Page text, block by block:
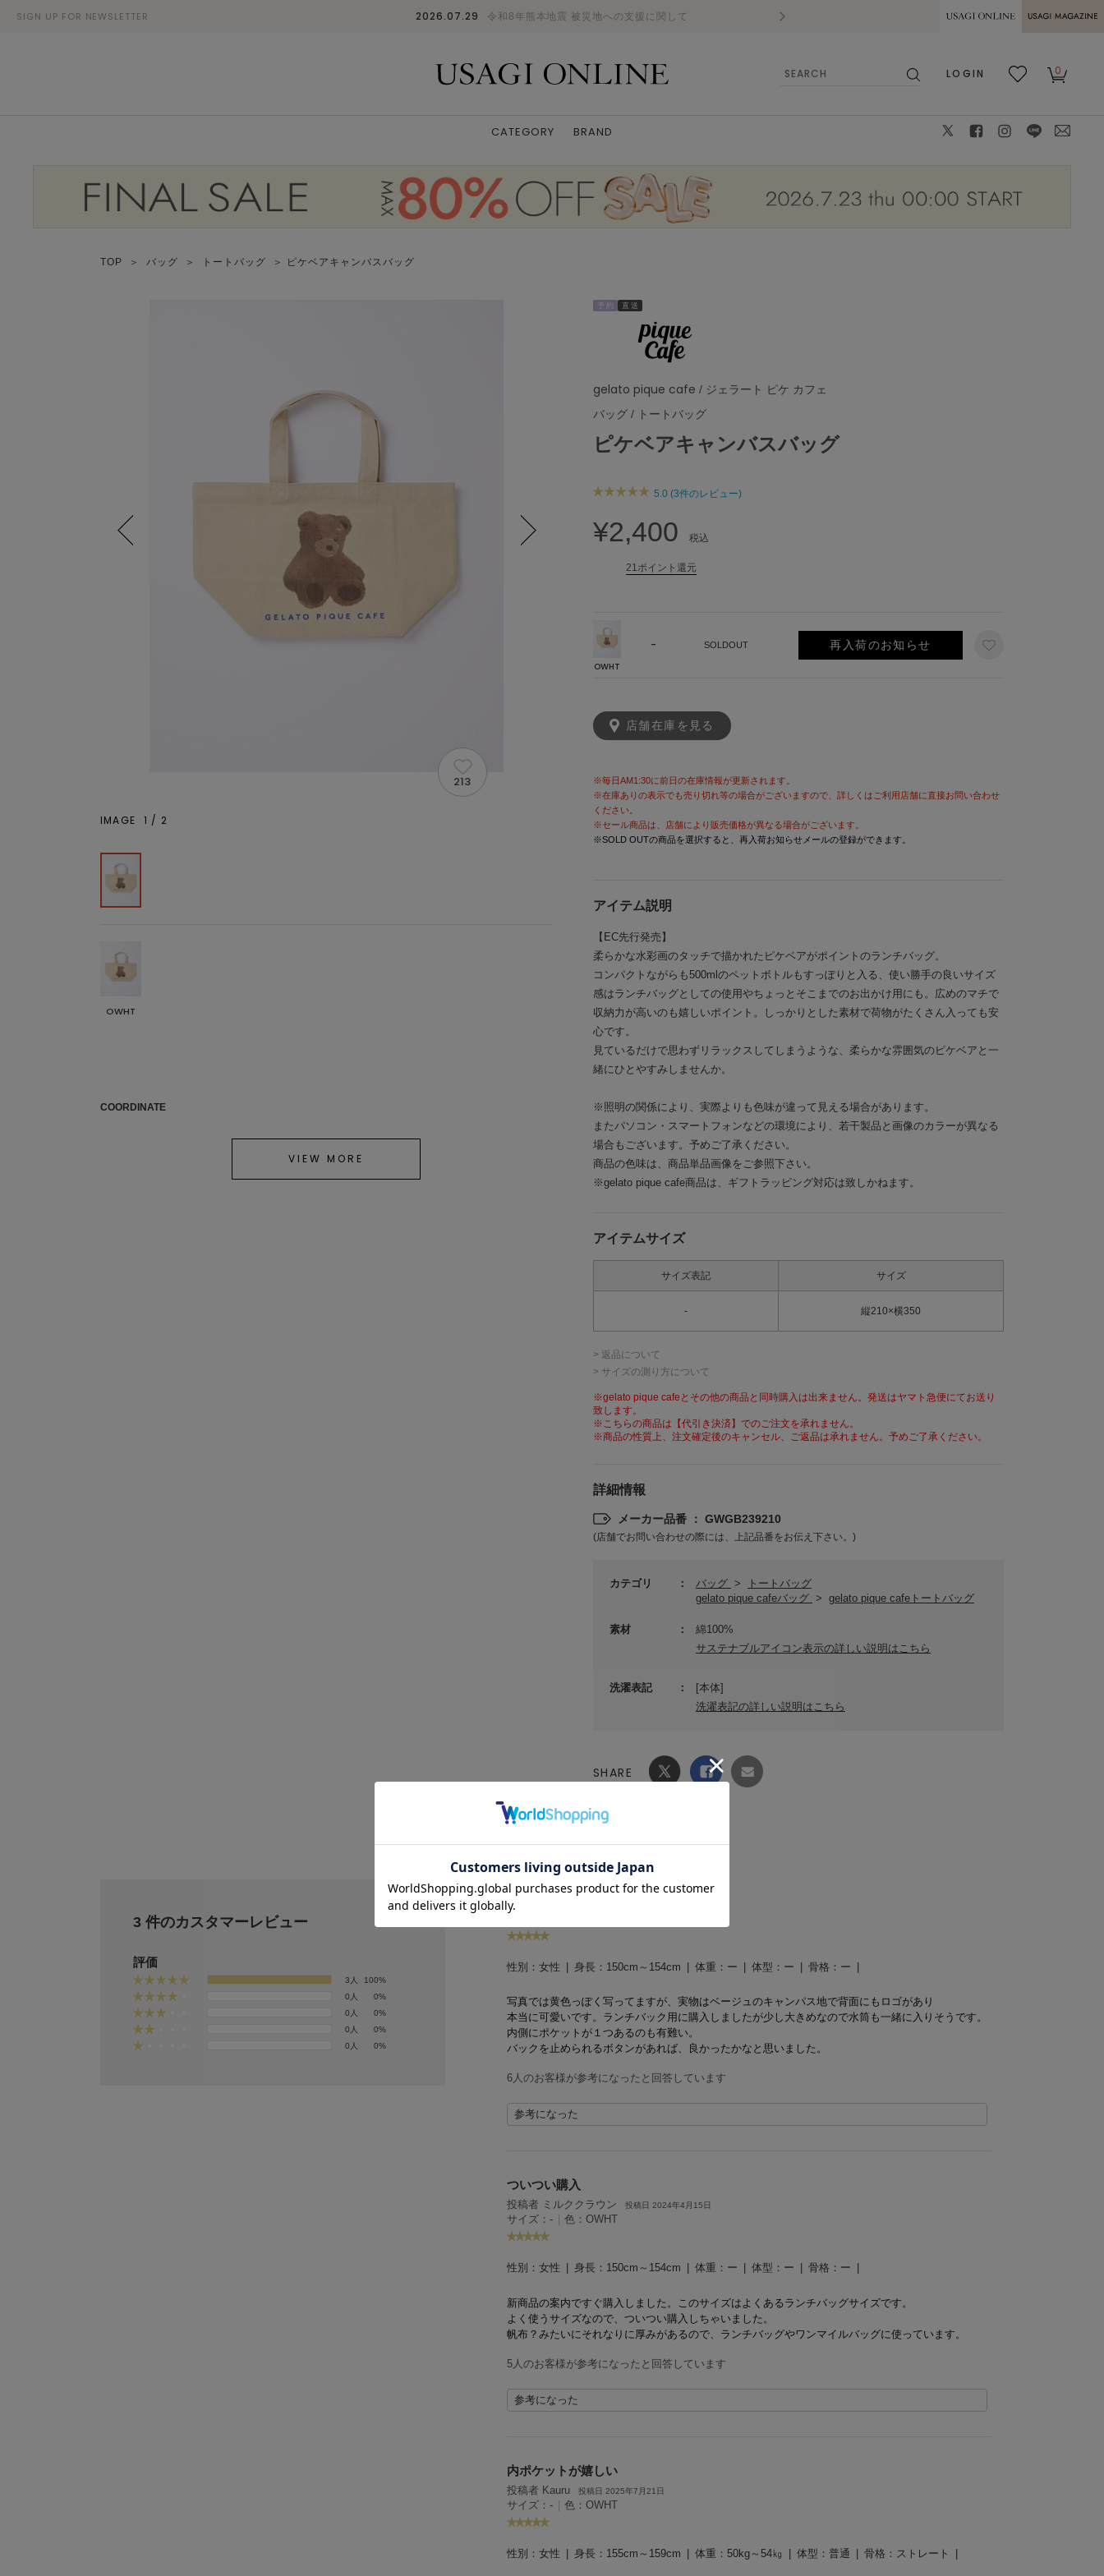
SIGN UP FOR NEWSLETTER 2026.07.29 令和8年熊本地震 被災地への支援に関して 熊本県熊本地方を震源とする地震の影響に
MAGAZINE
LOGIN
0
CATEGORY BRAND
TOP ＞ バッグ ＞ トートバッグ ＞ ピケベアキャンバスバッグ
予 約 直 送
gelato pique cafe / ジェラート ピケ カフェ
バッグ / トートバッグ
ピケベアキャンバスバッグ
5.0 (3件のレビュー)
¥2,400 税込
21ポイント還元
OWHT
- SOLDOUT 再入荷のお知らせ
店舗在庫を見る
※毎日AM1:30に前日の在庫情報が更新されます。
※在庫ありの表示でも売り切れ等の場合がございますので、詳しくはご利用店舗に直接お問い合わせ
ください。
※セール商品は、店舗により販売価格が異なる場合がございます。
※SOLD OUTの商品を選択すると、再入荷お知らせメールの登録ができます。
アイテム説明
【EC先行発売】
柔らかな水彩画のタッチで描かれたピケベアがポイントのランチバッグ。
コンパクトながらも500mlのペットボトルもすっぽりと入る、使い勝手の良いサイズ
感はランチバッグとしての使用やちょっとそこまでのお出かけ用にも。広めのマチで
収納力が高いのも嬉しいポイント。しっかりとした素材で荷物がたくさん入っても安
心です。
見ているだけで思わずリラックスしてしまうような、柔らかな雰囲気のピケベアと一
緒にひとやすみしませんか。
※照明の関係により、実際よりも色味が違って見える場合があります。
またパソコン・スマートフォンなどの環境により、若干製品と画像のカラーが異なる
場合もございます。予めご了承ください。
商品の色味は、商品単品画像をご参照下さい。
※gelato pique cafe商品は、ギフトラッピング対応は致しかねます。
アイテムサイズ
サイズ表記 サイズ
- 縦210×横350
> 返品について
> サイズの測り方について
※gelato pique cafeとその他の商品と同時購入は出来ません。発送はヤマト急便にてお送り
致します。
※こちらの商品は【代引き決済】でのご注文を承れません。
※商品の性質上、注文確定後のキャンセル、ご返品は承れません。予めご了承ください。
詳細情報
メーカー品番 ： GWGB239210
(店舗でお問い合わせの際には、上記品番をお伝え下さい。)
カテゴリ バッグ >
トートバッグ
gelato pique cafeバッグ > gelato pique cafeトートバッグ
素材
綿100%
サステナブルアイコン表示の詳しい説明はこちら
洗濯表記
[本体]
洗濯表記の詳しい説明はこちら
SHARE
213
IMAGE 1 / 2
OWHT
COORDINATE
VIEW MORE
3 件のカスタマーレビュー
評価
3人
100%
0人
0%
0人
0%
0人
0%
0人
0%
かわいいです
投稿者 ひとみ
性別： 女性 身長： 150cm～154cm 体重： ー 体型： ー 骨格： ー
写真では黄色っぽく写ってますが、実物はベージュのキャンパス地で背面にもロゴがあり
本当に可愛いです。 ランチバック用に購入しましたが少し大きめなので水筒も一緒に入りそうです。
内側にポケットが１つあるのも有難い。
バックを止められるボタンがあれば、良かったかなと思いました。
6人のお客様が参考になったと回答しています
参考になった
ついつい購入
投稿者 ミルククラウン 投稿日 2024年4月15日
サイズ：- 色：OWHT
性別： 女性 身長： 150cm～154cm 体重： ー 体型： ー 骨格： ー
新商品の案内ですぐ購入しました。
このサイズはよくあるランチバッグサイズです。
よく使うサイズなので、ついつい購入しちゃいました。
帆布？みたいにそれなりに厚みがあるので、ランチバッグやワンマイルバッグに使っています。
5人のお客様が参考になったと回答しています
参考になった
内ポケットが嬉しい
投稿者 Kauru 投稿日 2025年7月21日
サイズ：- | 色：OWHT
性別： 女性 身長： 155cm～159cm 体重： 50kg～54㎏ 体型： 普通 骨格： ストレート